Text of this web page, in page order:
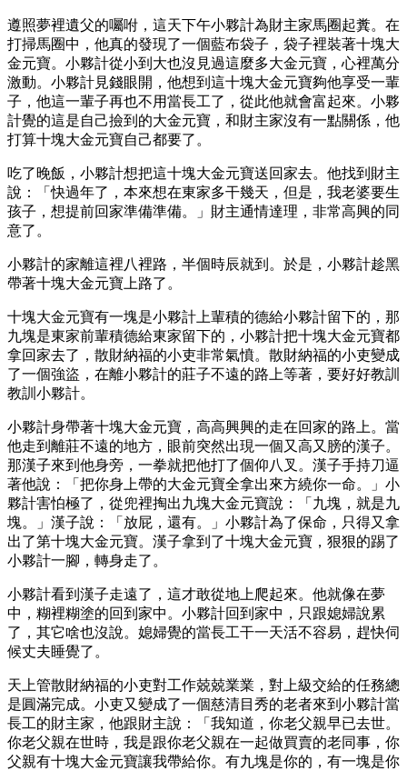
遵照夢裡遺父的囑咐，這天下午小夥計為財主家馬圈起糞。在
打掃馬圈中，他真的發現了一個藍布袋子，袋子裡裝著十塊大
金元寶。小夥計從小到大也沒見過這麼多大金元寶，心裡萬分
激動。小夥計見錢眼開，他想到這十塊大金元寶夠他享受一輩
子，他這一輩子再也不用當長工了，從此他就會富起來。小夥
計覺的這是自己撿到的大金元寶，和財主家沒有一點關係，他
打算十塊大金元寶自己都要了。
吃了晚飯，小夥計想把這十塊大金元寶送回家去。他找到財主
說：「快過年了，本來想在東家多干幾天，但是，我老婆要生
孩子，想提前回家準備準備。」財主通情達理，非常高興的同
意了。
小夥計的家離這裡八裡路，半個時辰就到。於是，小夥計趁黑
帶著十塊大金元寶上路了。
十塊大金元寶有一塊是小夥計上輩積的德給小夥計留下的，那
九塊是東家前輩積德給東家留下的，小夥計把十塊大金元寶都
拿回家去了，散財納福的小吏非常氣憤。散財納福的小吏變成
了一個強盜，在離小夥計的莊子不遠的路上等著，要好好教訓
教訓小夥計。
小夥計身帶著十塊大金元寶，高高興興的走在回家的路上。當
他走到離莊不遠的地方，眼前突然出現一個又高又膀的漢子。
那漢子來到他身旁，一拳就把他打了個仰八叉。漢子手持刀逼
著他說：「把你身上帶的大金元寶全拿出來方繞你一命。」小
夥計害怕極了，從兜裡掏出九塊大金元寶說：「九塊，就是九
塊。」漢子說：「放屁，還有。」小夥計為了保命，只得又拿
出了第十塊大金元寶。漢子拿到了十塊大金元寶，狠狠的踢了
小夥計一腳，轉身走了。
小夥計看到漢子走遠了，這才敢從地上爬起來。他就像在夢
中，糊裡糊塗的回到家中。小夥計回到家中，只跟媳婦說累
了，其它啥也沒說。媳婦覺的當長工干一天活不容易，趕快伺
候丈夫睡覺了。
天上管散財納福的小吏對工作兢兢業業，對上級交給的任務總
是圓滿完成。小吏又變成了一個慈清目秀的老者來到小夥計當
長工的財主家，他跟財主說：「我知道，你老父親早已去世。
你老父親在世時，我是跟你老父親在一起做買賣的老同事，你
父親有十塊大金元寶讓我帶給你。有九塊是你的，有一塊是你